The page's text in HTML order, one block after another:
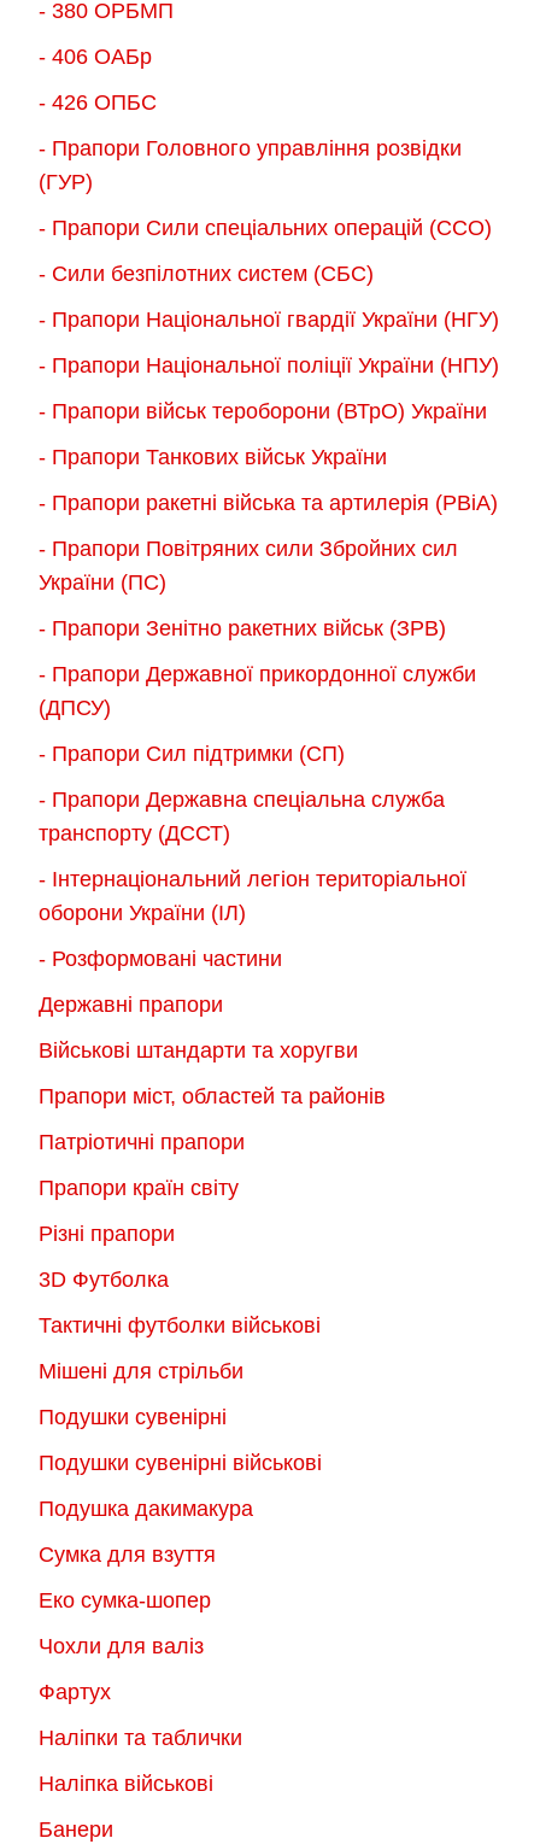
- 380 ОРБМП
- 406 ОАБр
- 426 ОПБС
- Прапори Головного управління розвідки
(ГУР)
- Прапори Сили спеціальних операцій (ССО)
- Сили безпілотних систем (СБС)
- Прапори Національної гвардії України (НГУ)
- Прапори Національної поліції України (НПУ)
- Прапори військ тероборони (ВТрО) України
- Прапори Танкових військ України
- Прапори ракетні війська та артилерія (РВіА)
- Прапори Повітряних сили Збройних сил
України (ПС)
- Прапори Зенітно ракетних військ (ЗРВ)
- Прапори Державної прикордонної служби
(ДПСУ)
- Прапори Сил підтримки (СП)
- Прапори Державна спеціальна служба
транспорту (ДССТ)
- Інтернаціональний легіон територіальної
оборони України (ІЛ)
- Розформовані частини
Державні прапори
Військові штандарти та хоругви
Прапори міст, областей та районів
Патріотичні прапори
Прапори країн світу
Різні прапори
3D Футболка
Тактичні футболки військові
Мішені для стрільби
Подушки сувенірні
Подушки сувенірні військові
Подушка дакимакура
Сумка для взуття
Еко сумка-шопер
Чохли для валіз
Фартух
Наліпки та таблички
Наліпка військові
Банери